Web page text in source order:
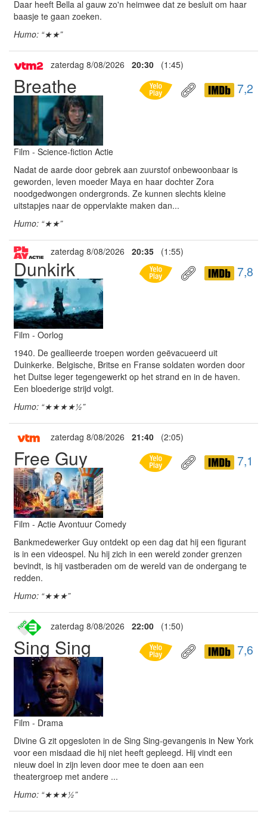
Daar heeft Bella al gauw zo'n heimwee dat ze besluit om haar
baasje te gaan zoeken.
Humo: “★★”
zaterdag 8/08/2026 20:30 (1:45)
Breathe 7,2
Film - Science-fiction Actie
Nadat de aarde door gebrek aan zuurstof onbewoonbaar is
geworden, leven moeder Maya en haar dochter Zora
noodgedwongen ondergronds. Ze kunnen slechts kleine
uitstapjes naar de oppervlakte maken dan...
Humo: “★★”
zaterdag 8/08/2026 20:35 (1:55)
Dunkirk 7,8
Film - Oorlog
1940. De geallieerde troepen worden geëvacueerd uit
Duinkerke. Belgische, Britse en Franse soldaten worden door
het Duitse leger tegengewerkt op het strand en in de haven.
Een bloederige strijd volgt.
Humo: “★★★★½”
zaterdag 8/08/2026 21:40 (2:05)
Free Guy 7,1
Film - Actie Avontuur Comedy
Bankmedewerker Guy ontdekt op een dag dat hij een figurant
is in een videospel. Nu hij zich in een wereld zonder grenzen
bevindt, is hij vastberaden om de wereld van de ondergang te
redden.
Humo: “★★★”
zaterdag 8/08/2026 22:00 (1:50)
Sing Sing 7,6
Film - Drama
Divine G zit opgesloten in de Sing Sing-gevangenis in New York
voor een misdaad die hij niet heeft gepleegd. Hij vindt een
nieuw doel in zijn leven door mee te doen aan een
theatergroep met andere ...
Humo: “★★★½”